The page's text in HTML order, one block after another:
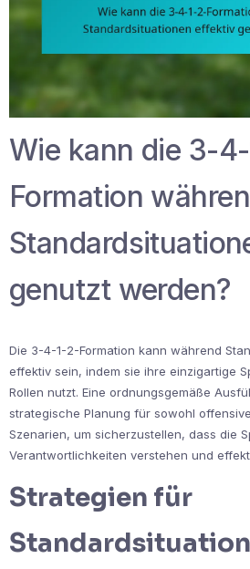
Wie kann die 3-
Formation
genutzt werden?
Die 3-4-1-2-Formation kann während
effektiv sein, indem sie ihre einzigartige
Rollen nutzt. Eine ordnungsgemäße
strategische Planung für sowohl
Szenarien, um sicherzustellen, dass die
Verantwortlichkeiten verstehen und
Strategien für